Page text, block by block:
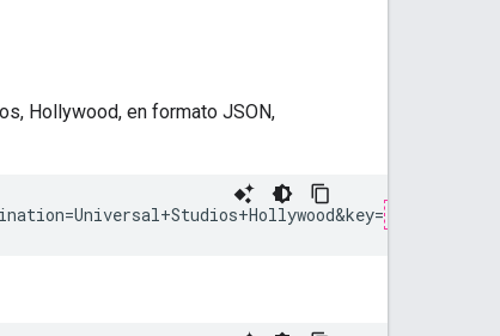
Hollywood, en formato JSON,